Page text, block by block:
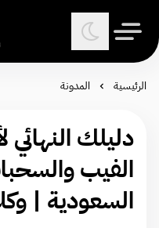
الرئيسية المدونة
دليلك
الفيب
السعودية |